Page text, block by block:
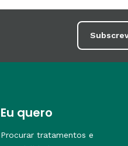
Eu quero
Procurar tratamentos e